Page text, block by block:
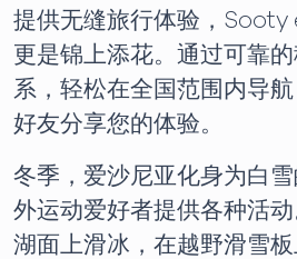
提供无缝旅行体验，Sooty
更是锦上添花。通过可靠
系，轻松在全国范围内导
好友分享您的体验。
冬季，爱沙尼亚化身为白
外运动爱好者提供各种活
湖面上滑冰，在越野滑雪